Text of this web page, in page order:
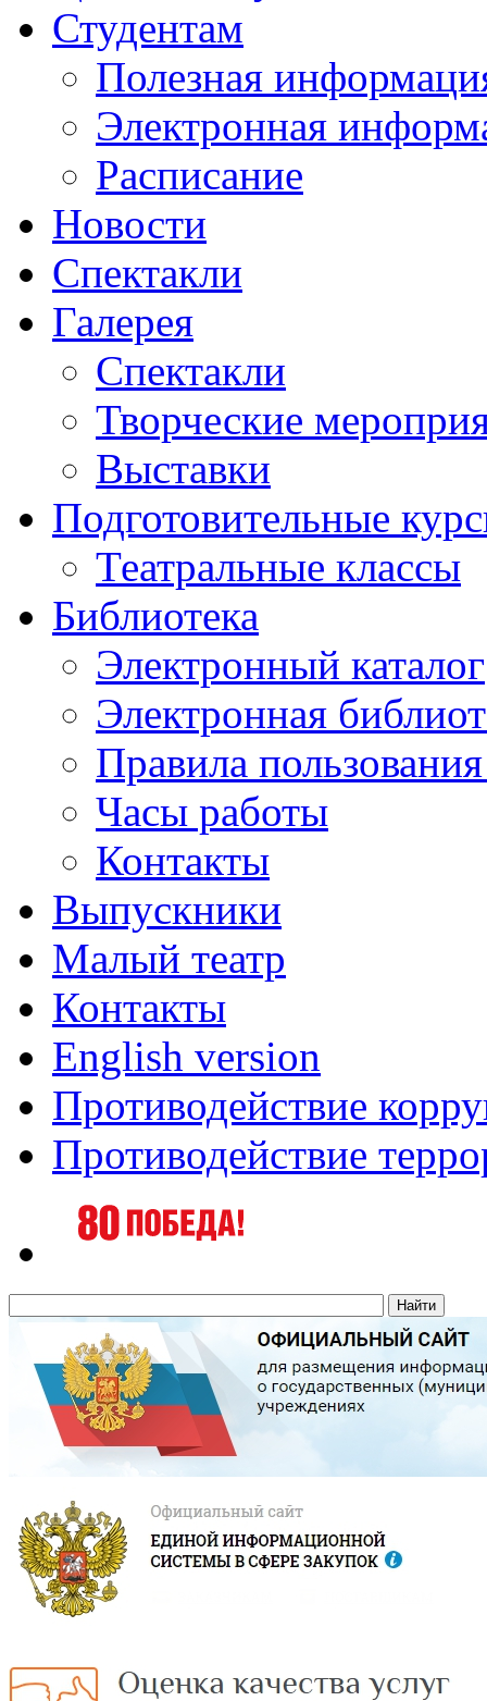
Студентам
Полезная
Электронная
Расписание
Новости
Спектакли
Галерея
Спектакли
Творческие
Выставки
Подготовительные
Театральные классы
Библиотека
Электронный каталог
Электронная
Правила
Часы работы
Контакты
Выпускники
Малый театр
Контакты
English version
Противодействие
Противодействие